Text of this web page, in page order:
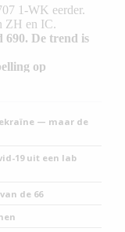
— maar de
19 uit een lab
de 66